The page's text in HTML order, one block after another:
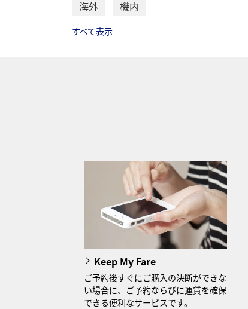
海外 機内
すべて表示
Keep My Fare
ご予約後すぐにご購入の決断ができな
い場合に、ご予約ならびに運賃を確保
できる便利なサービスです。